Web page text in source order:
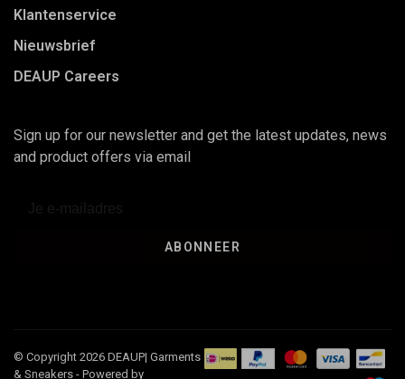
Klantenservice
Nieuwsbrief
DEAUP Careers
Sign up for our newsletter and get the latest updates, news
and product offers via email
ABONNEER
© Copyright 2026 DEAUP| Garments
& Sneakers - Powered by